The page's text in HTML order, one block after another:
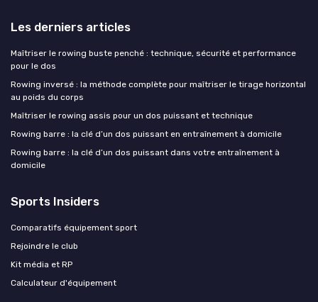
Les derniers articles
Maîtriser le rowing buste penché : technique, sécurité et performance
pour le dos
Rowing inversé : la méthode complète pour maîtriser le tirage horizontal
au poids du corps
Maîtriser le rowing assis pour un dos puissant et technique
Rowing barre : la clé d’un dos puissant en entraînement à domicile
Rowing barre : la clé d’un dos puissant dans votre entraînement à
domicile
Sports Insiders
Comparatifs équipement sport
Rejoindre le club
Kit média et RP
Calculateur d'équipement